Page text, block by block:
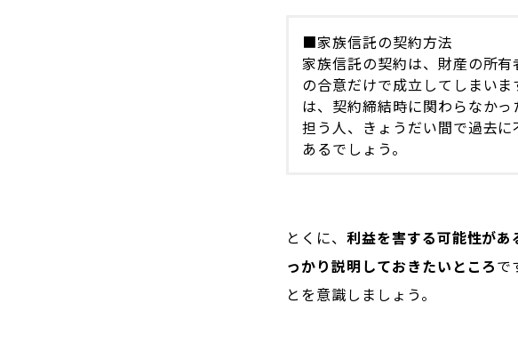
■家族信託の契約方法
家族信託の契約は、財産の所有
の合意だけで成立してしまい
は、契約締結時に関わらなか
担う人、きょうだい間で過去
あるでしょう。
とくに、 利益を害する可能性が
っかり説明しておきたいところで
とを意識しましょう。